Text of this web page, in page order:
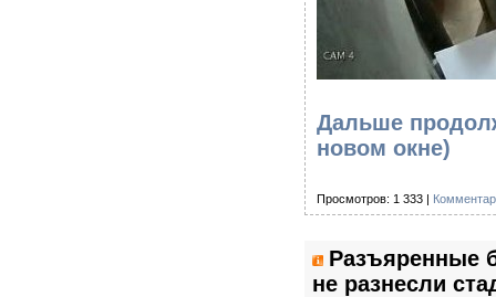
Дальше
новом окне)
Просмотров: 1 333 |
Разъяренные
не разнесли